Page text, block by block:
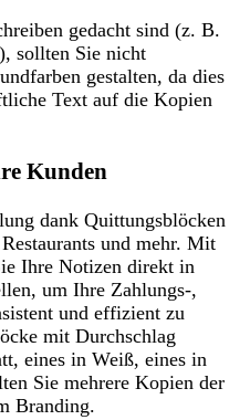
gedacht sind (z. B.
sollten Sie nicht
gestalten, da dies
Text auf die Kopien
Kunden
dank Quittungsblöcken
und mehr. Mit
Ihre Notizen direkt in
um Ihre Zahlungs-,
und effizient zu
mit Durchschlag
eines in Weiß, eines in
Sie mehrere Kopien der
Branding.